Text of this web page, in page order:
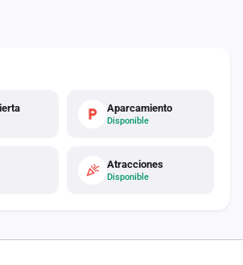
Aparcamiento
Disponible
Atracciones
Disponible